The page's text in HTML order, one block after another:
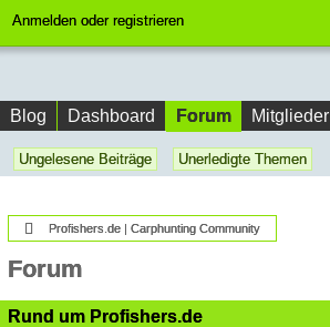
Anmelden oder registrieren
Blog Dashboard Forum Mitglieder
Ungelesene Beiträge Unerledigte Themen
Profishers.de | Carphunting Community
Forum
Rund um Profishers.de